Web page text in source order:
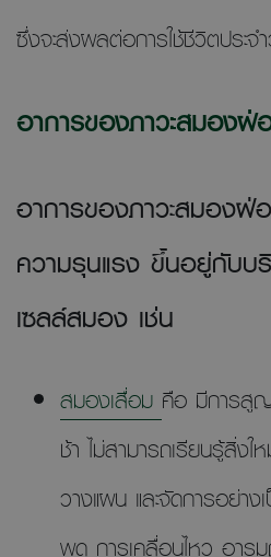
ซึ่งจะส่งผลต่อการใช้ชีวิตประจ
อาการของภาวะสมองฝ่
อาการของภาวะสมองฝ่
ความรุนแรง ขึ้นอยู่กับบ
เซลล์สมอง เช่น
สมองเสื่อม คือ มีการสู
ช้า ไม่สามารถเรียนรู้สิ่ง
วางแผน และจัดการอย่า
พูด การเคลื่อนไหว อา